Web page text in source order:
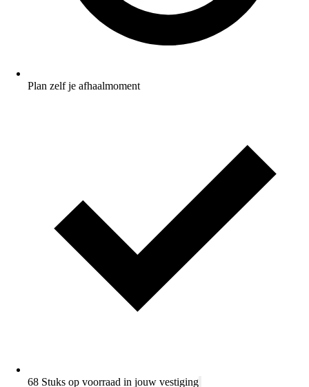
Plan zelf je afhaalmoment
68 Stuks op voorraad in jouw vestiging